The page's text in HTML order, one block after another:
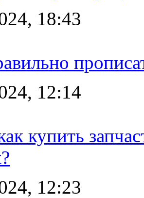
18:43
12:14
купить
12:23